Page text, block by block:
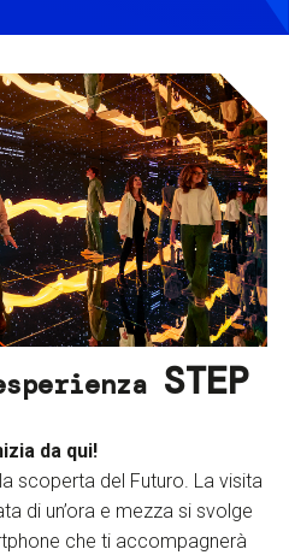
STEP
da qui!
scoperta del Futuro. La visita
di un’ora e mezza si svolge
che ti accompagnerà